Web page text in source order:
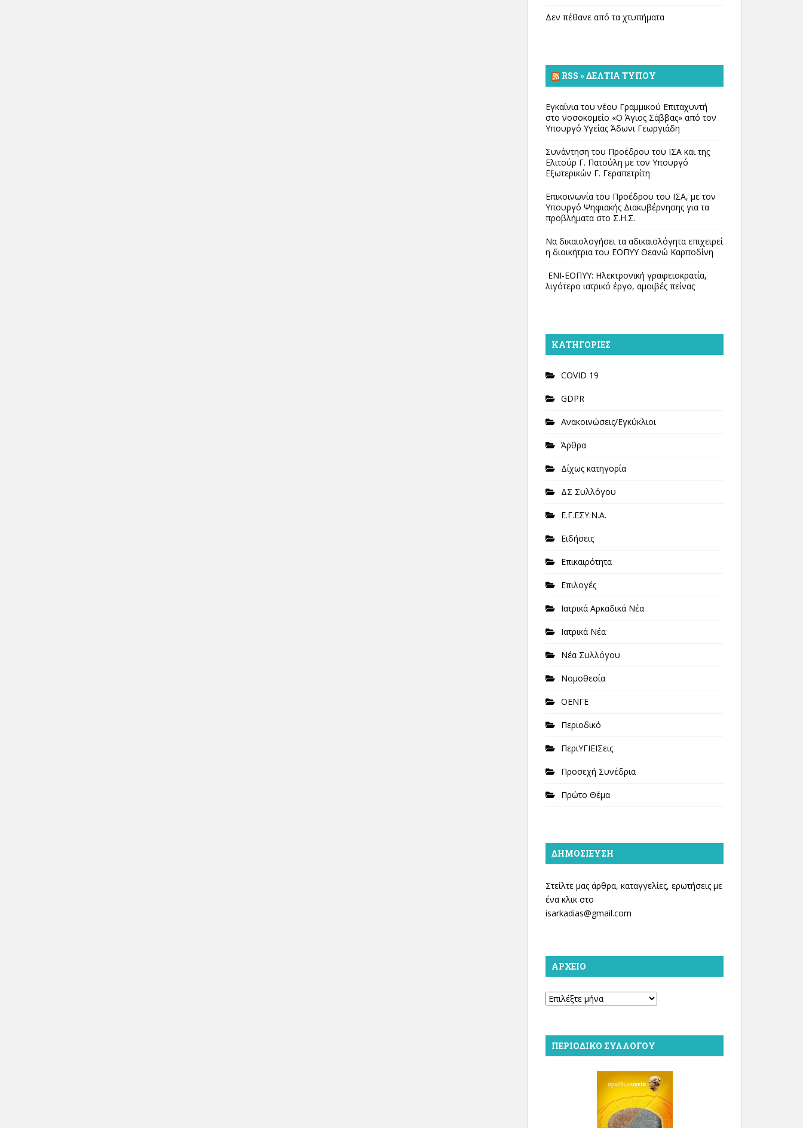
Δεν πέθανε από τα χτυπήματα
RSS » ΔΕΛΤΊΑ ΤΎΠΟΥ
Εγκαίνια του νέου Γραμμικού Επιταχυντή
στο νοσοκομείο «Ο Άγιος Σάββας» από τον
Υπουργό Υγείας Άδωνι Γεωργιάδη
Συνάντηση του Προέδρου του ΙΣΑ και της
Ελιτούρ Γ. Πατούλη με τον Υπουργό
Εξωτερικών Γ. Γεραπετρίτη
Επικοινωνία του Προέδρου του ΙΣΑ, με τον
Υπουργό Ψηφιακής Διακυβέρνησης για τα
προβλήματα στο Σ.Η.Σ.
Να δικαιολογήσει τα αδικαιολόγητα επιχειρεί
η διοικήτρια του ΕΟΠΥΥ Θεανώ Καρποδίνη
ΕΝΙ-ΕΟΠΥΥ: Ηλεκτρονική γραφειοκρατία,
λιγότερο ιατρικό έργο, αμοιβές πείνας
KΑΤΗΓΟΡΊΕΣ
COVID 19
GDPR
Ανακοινώσεις/Εγκύκλιοι
Άρθρα
Δίχως κατηγορία
ΔΣ Συλλόγου
Ε.Γ.ΕΣΥ.Ν.Α.
Ειδήσεις
Επικαιρότητα
Επιλογές
Ιατρικά Αρκαδικά Νέα
Ιατρικά Νέα
Νέα Συλλόγου
Νομοθεσία
ΟΕΝΓΕ
Περιοδικό
ΠεριΥΓΙΕΙΣεις
Προσεχή Συνέδρια
Πρώτο Θέμα
ΔΗΜΟΣΊΕΥΣΗ
Στείλτε μας άρθρα, καταγγελίες, ερωτήσεις με
ένα κλικ στο
isarkadias@gmail.com
ΑΡΧΕΊΟ
Αρχείο
ΠΕΡΙΟΔΙΚΌ ΣΥΛΛΌΓΟΥ